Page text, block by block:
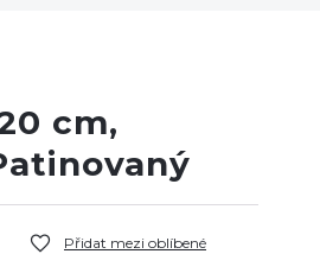
cm,
Přidat mezi oblíbené